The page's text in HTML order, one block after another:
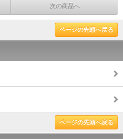
次の商品へ
ページの先頭へ戻る
ページの先頭へ戻る